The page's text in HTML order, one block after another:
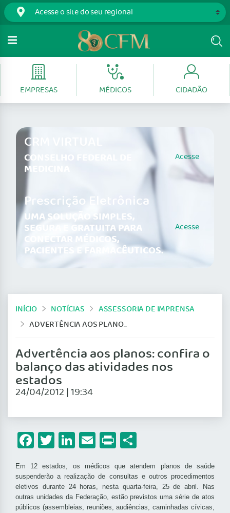
EMPRESAS MÉDICOS CIDADÃO
CRM VIRTUAL
CONSELHO FEDERAL DE
MEDICINA
Acesse
Prescrição Eletrônica
UMA SOLUÇÃO SIMPLES,
SEGURA E GRATUITA PARA
CONECTAR MÉDICOS,
PACIENTES E FARMACÊUTICOS.
Acesse
INÍCIO NOTÍCIAS
ASSESSORIA DE IMPRENSA
ADVERTÊNCIA AOS PLANOS: CONFIRA O BALANÇO DAS ATIVIDADES NOS ESTADOS
Advertência aos planos: confira o
balanço das atividades nos
estados
24/04/2012 | 19:34
Facebook
Twitter
LinkedIn
Email
Print
Em 12 estados, os médicos que atendem planos de saúde
suspenderão a realização de consultas e outros procedimentos
eletivos durante 24 horas, nesta quarta-feira, 25 de abril. Nas
outras unidades da Federação, estão previstos uma série de atos
públicos (assembleias, reuniões, audiências, caminhadas cívicas,